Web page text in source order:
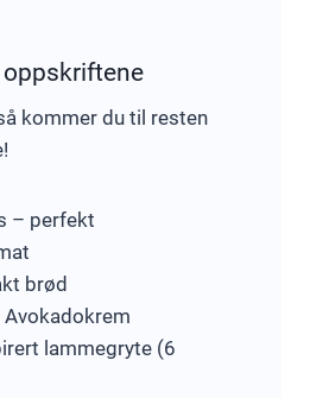
oppskriftene
kommer du til resten
– perfekt
brød
lammegryte (6